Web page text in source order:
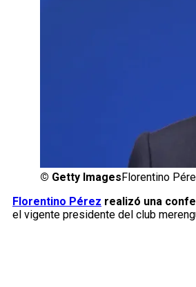
© Getty Images Florentino
Florentino Pérez realizó una
el vigente presidente del club